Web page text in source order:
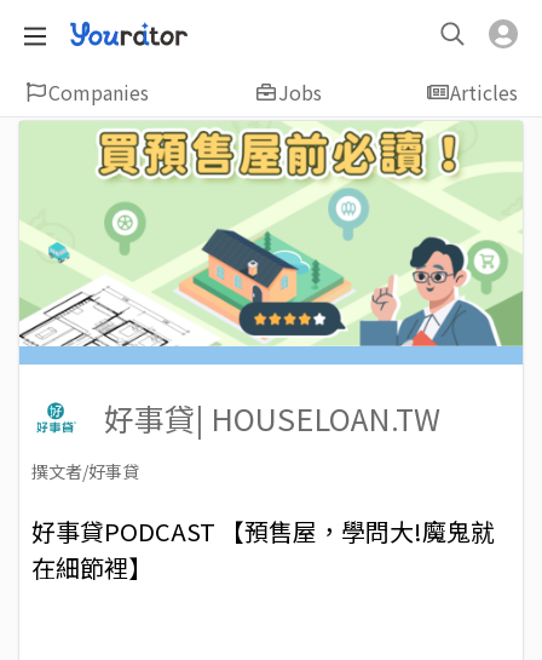
Companies Jobs Articles
好事貸| HOUSELOAN.TW
撰文者/好事貸
好事貸PODCAST 【預售屋，學問大!魔鬼就
在細節裡】